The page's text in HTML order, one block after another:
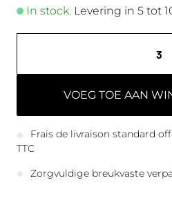
In stock. Levering in 5 tot
VOEG TOE AAN
Frais de livraison standard
TTC
Zorgvuldige breukvaste